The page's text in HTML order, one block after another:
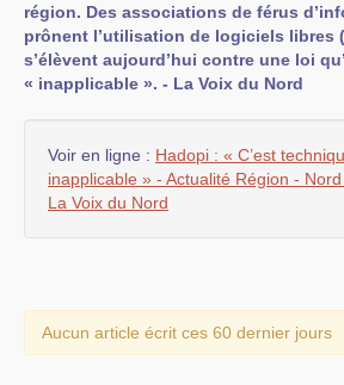
région. Des associations de férus
prônent l’utilisation de logiciels libres
s’élèvent aujourd’hui contre une loi
« inapplicable ». - La Voix du Nord
Voir en ligne : Hadopi : « C’est
inapplicable » - Actualité Région -
La Voix du Nord
Aucun article écrit ces 60 dernier jours